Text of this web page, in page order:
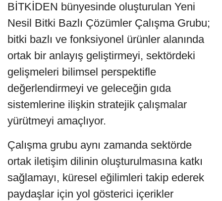
BİTKİDEN bünyesinde oluşturulan Yeni
Nesil Bitki Bazlı Çözümler Çalışma Grubu;
bitki bazlı ve fonksiyonel ürünler alanında
ortak bir anlayış geliştirmeyi, sektördeki
gelişmeleri bilimsel perspektifle
değerlendirmeyi ve geleceğin gıda
sistemlerine ilişkin stratejik çalışmalar
yürütmeyi amaçlıyor.
Çalışma grubu aynı zamanda sektörde
ortak iletişim dilinin oluşturulmasına katkı
sağlamayı, küresel eğilimleri takip ederek
paydaşlar için yol gösterici içerikler